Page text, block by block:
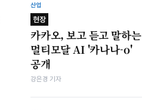
산업
현장
카카오, 보고 듣고 말하는
멀티모달 AI '카나나-o'
공개
강은경 기자